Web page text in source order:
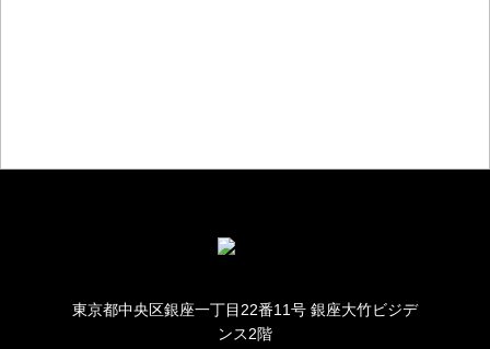
東京都中央区銀座一丁目22番11号 銀座大竹ビジデ
ンス2階